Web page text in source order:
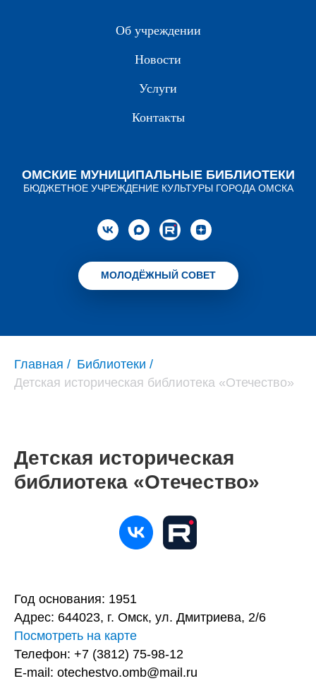
Об учреждении
Новости
Услуги
Контакты
ОМСКИЕ МУНИЦИПАЛЬНЫЕ БИБЛИОТЕКИ
БЮДЖЕТНОЕ УЧРЕЖДЕНИЕ КУЛЬТУРЫ ГОРОДА ОМСКА
МОЛОДЁЖНЫЙ СОВЕТ
Главная / Библиотеки /
Детская историческая библиотека «Отечество»
Детская историческая
библиотека «Отечество»
Год основания: 1951
Адрес: 644023, г. Омск, ул. Дмитриева, 2/6
Посмотреть на карте
Телефон: +7 (3812) 75-98-12
E-mail: otechestvo.omb@mail.ru